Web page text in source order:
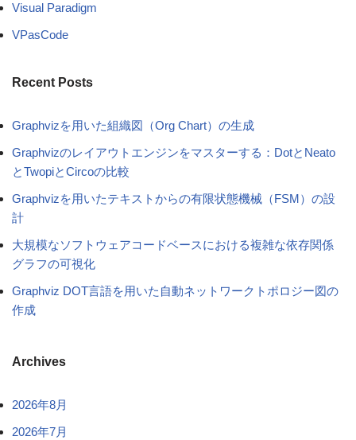
Visual Paradigm
VPasCode
Recent Posts
Graphvizを用いた組織図（Org Chart）の生成
Graphvizのレイアウトエンジンをマスターする：DotとNeato
とTwopiとCircoの比較
Graphvizを用いたテキストからの有限状態機械（FSM）の設
計
大規模なソフトウェアコードベースにおける複雑な依存関係
グラフの可視化
Graphviz DOT言語を用いた自動ネットワークトポロジー図の
作成
Archives
2026年8月
2026年7月